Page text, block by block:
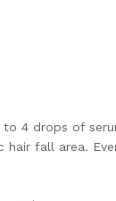
to 4 drops of
hair fall area.